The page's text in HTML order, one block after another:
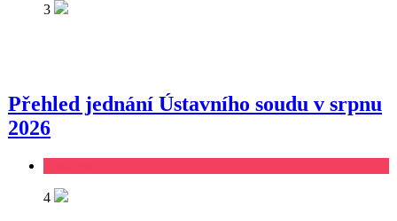
3
Přehled jednání Ústavního soudu v srpnu
2026
4